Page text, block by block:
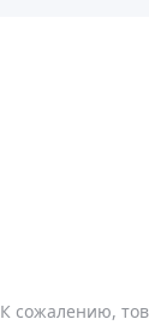
К сожалению,